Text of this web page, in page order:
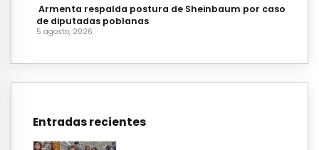
Armenta respalda postura de Sheinbaum por caso
de diputadas poblanas
5 agosto, 2026
Entradas recientes